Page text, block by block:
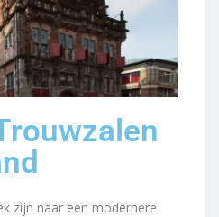
zijn naar een modernere